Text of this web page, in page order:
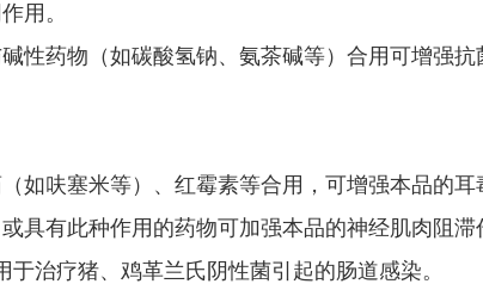
用。
性药物（如碳酸氢钠、氨茶碱等）合用可增强
如呋塞米等）、红霉素等合用，可增强本品的耳
具有此种作用的药物可加强本品的神经肌肉阻滞
治疗猪、鸡革兰氏阴性菌引起的肠道感染。